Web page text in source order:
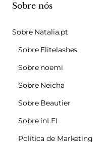
Sobre nós
Sobre Natalia.pt
Sobre Elitelashes
Sobre noemi
Sobre Neicha
Sobre Beautier
Sobre inLEI
Política de Marketing